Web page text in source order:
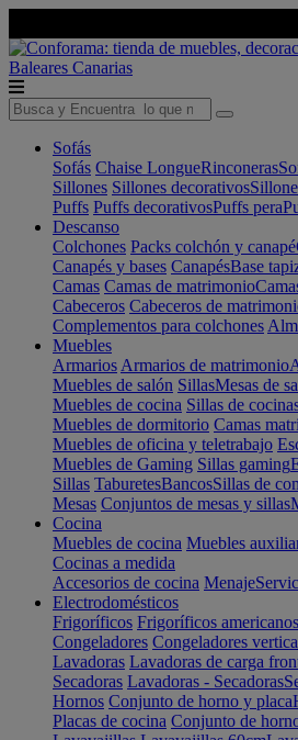
Baleares Canarias
Sofás
Sofás Chaise LongueRinconeras
Sillones Sillones decorativos
Puffs Puffs decorativosPuffs pera
Descanso
Colchones Packs colchón y canapé
Canapés y bases CanapésBase
Camas Camas de matrimonio
Cabeceros Cabeceros de
Complementos para colchones
Muebles
Armarios Armarios de matrimonio
Muebles de salón SillasMesas de
Muebles de cocina Sillas de
Muebles de dormitorio Camas
Muebles de oficina y teletrabajo
Muebles de Gaming Sillas gaming
Sillas TaburetesBancosSillas de
Mesas Conjuntos de mesas y sillas
Cocina
Muebles de cocina Muebles
Cocinas a medida
Accesorios de cocina Menaje
Electrodomésticos
Frigoríficos Frigoríficos americanos
Congeladores Congeladores
Lavadoras Lavadoras de carga
Secadoras Lavadoras - Secadoras
Hornos Conjunto de horno y placa
Placas de cocina Conjunto de